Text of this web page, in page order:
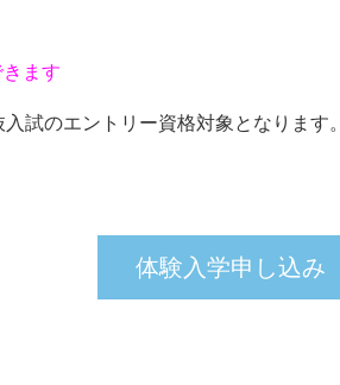
ます
試のエントリー資格対象となります。
体験入学申し込み